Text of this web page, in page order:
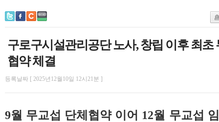
구로구시설관리공단 노사, 창립 이후 최초
협약 체결
등록날짜 [ 2025년12월10일 12시21분 ]
9월 무교섭 단체협약 이어 12월 무교섭